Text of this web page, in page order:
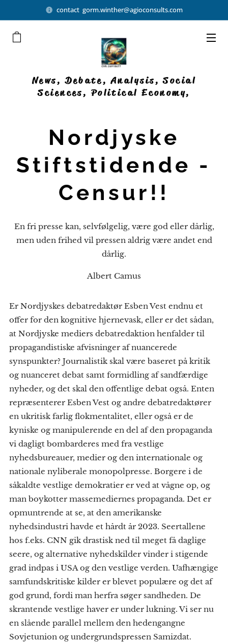
contact gorm.winther@agioconsults.com
News, Debate, Analysis, Social
Sciences, Political Economy,
Nordjyske
Stiftstidende -
Censur!!
En fri presse kan, selvfølgelig, være god eller dårlig,
men uden frihed vil pressen aldrig være andet end
dårlig.
Albert Camus
Er Nordjyskes debatredaktør Esben Vest endnu et
offer for den kognitive hjernevask, eller er det sådan,
at Nordjyske mediers debatredaktion henfalder til
propagandistiske afvisninger af nuancerede
synspunkter? Journalistik skal være baseret på kritik
og nuanceret debat samt formidling af sandfærdige
nyheder, og det skal den offentlige debat også. Enten
repræsenterer Esben Vest og andre debatredaktører
en ukritisk farlig flokmentalitet, eller også er de
kyniske og manipulerende en del af den propaganda
vi dagligt bombarderes med fra vestlige
nyhedsbureauer, medier og den internationale og
nationale nyliberale monopolpresse. Borgere i de
såkaldte vestlige demokratier er ved at vågne op, og
man boykotter massemediernes propaganda. Det er
opmuntrende at se, at den amerikanske
nyhedsindustri havde et hårdt år 2023. Seertallene
hos f.eks. CNN gik drastisk ned til meget få daglige
seere, og alternative nyhedskilder vinder i stigende
grad indpas i USA og den vestlige verden. Uafhængige
samfundskritiske kilder er blevet populære og det af
god grund, fordi man herfra søger sandheden. De
skrantende vestlige haver er under lukning. Vi ser nu
en slående parallel mellem den hedengangne
Sovjetunion og undergrundspressen Samizdat.